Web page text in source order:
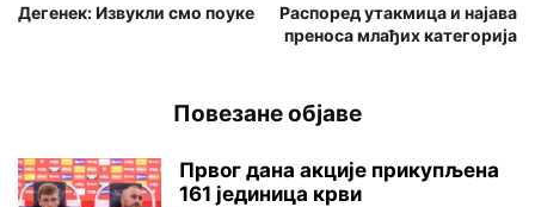
Дегенек: Извукли смо поуке
Распоред утакмица и најава
преноса млађих категорија
Повезане објаве
Првог дана акције прикупљена
161 јединица крви